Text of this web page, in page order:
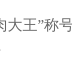
大王”称